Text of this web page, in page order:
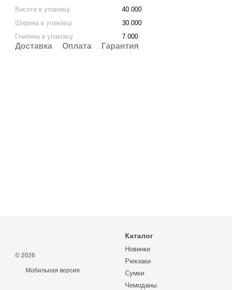
Висота в упаковці
40.000
Ширина в упаковці
30.000
Глибина в упаковці
7.000
Доставка Оплата Гарантия
© 2026
Мобильная версия
Каталог
Новинки
Рюкзаки
Сумки
Чемоданы